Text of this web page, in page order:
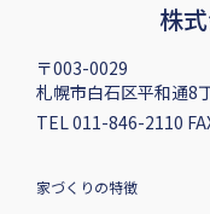
株
〒003-0029
札幌市白石区平和通8
TEL 011-846-2110
家づくりの特徴